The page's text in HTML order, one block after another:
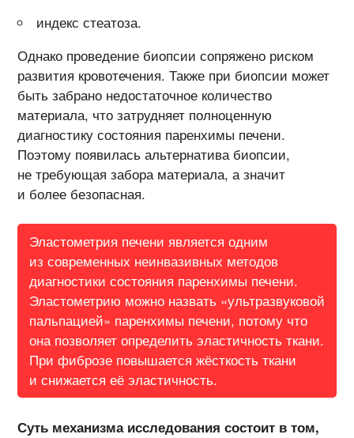
индекс стеатоза.
Однако проведение биопсии сопряжено риском
развития кровотечения. Также при биопсии может
быть забрано недостаточное количество
материала, что затрудняет полноценную
диагностику состояния паренхимы печени.
Поэтому появилась альтернатива биопсии,
не требующая забора материала, а значит
и более безопасная.
Эластометрия печени является одним
из современных неинвазивных методов
диагностики состояния паренхимы печени.
Эластометрию можно назвать «ультразвуковой
пальпацией» паренхимы печени, потому что
она позволяет определить эластичность ткани.
При фиброзе повышается жёсткость ткани
и снижается её эластичность.
Суть механизма исследования состоит в том,